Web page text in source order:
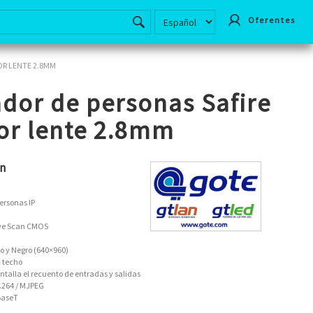
Oferentes
LENTE 2.8MM
de personas Safire
lente 2.8mm
IP
Scan CMOS
y Negro (640×960)
techo
el recuento de entradas y salidas
/ MJPEG